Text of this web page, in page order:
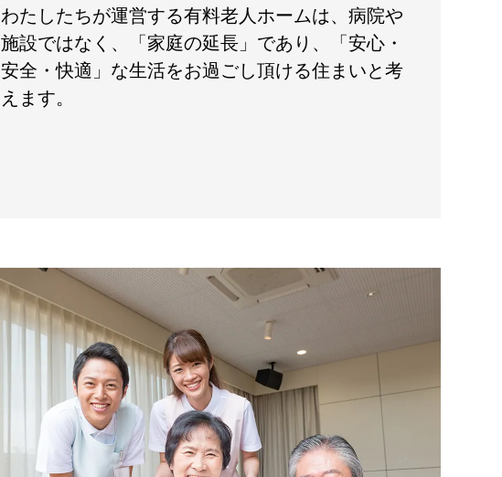
わたしたちが運営する有料老人ホームは、病院や
施設ではなく、「家庭の延長」であり、「安心・
安全・快適」な生活をお過ごし頂ける住まいと考
えます。